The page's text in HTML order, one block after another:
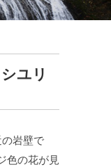
ユリ
岩壁で
色の花が見